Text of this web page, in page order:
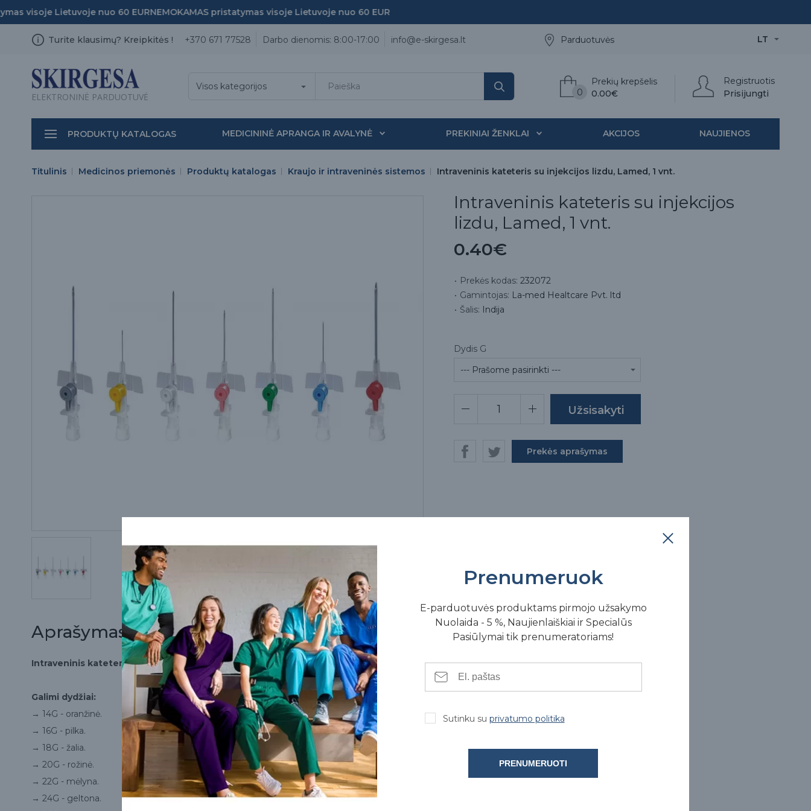
visoje Lietuvoje nuo 60 EURNEMOKAMAS pristatymas visoje Lietuvoje nuo 60 EUR
Turite klausimų? Kreipkitės ! +370 671 77528 Darbo dienomis: 8:00-17:00 info@e-skirgesa.lt LT
Parduotuvės
ELEKTRONINĖ PARDUOTUVĖ
Registruotis
Prisijungti
Prekių krepšelis
0.00€
0
Visos kategorijos
PRODUKTŲ KATALOGAS MEDICININĖ APRANGA IR AVALYNĖ PREKINIAI ŽENKLAI AKCIJOS NAUJIENOS
Titulinis Medicinos priemonės Produktų katalogas Kraujo ir intraveninės sistemos Intraveninis kateteris su injekcijos lizdu, Lamed, 1 vnt.
Intraveninis kateteris su injekcijos
lizdu, Lamed, 1 vnt.
0.40€
Prekės kodas: 232072
Gamintojas: La-med Healtcare Pvt. ltd
Šalis: Indija
Dydis G
Prekės aprašymas
Aprašymas
Intraveninis kateteris su injekcijos lizdu, Lamed, 1 vnt.
Galimi dydžiai:
→ 14G - oranžinė.
→ 16G - pilka.
→ 18G - žalia.
→ 20G - rožinė.
→ 22G - mėlyna.
→ 24G - geltona.
Prenumeruok
E-parduotuvės produktams pirmojo užsakymo
Nuolaida - 5 %, Naujienlaiškiai ir Specialūs
Pasiūlymai tik prenumeratoriams!
Sutinku su privatumo politika
PRENUMERUOTI